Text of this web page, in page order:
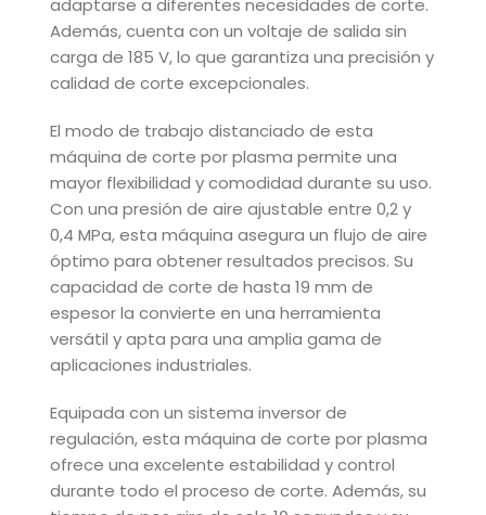
adaptarse a diferentes necesidades de corte.
Además, cuenta con un voltaje de salida sin
carga de 185 V, lo que garantiza una precisión y
calidad de corte excepcionales.
El modo de trabajo distanciado de esta
máquina de corte por plasma permite una
mayor flexibilidad y comodidad durante su uso.
Con una presión de aire ajustable entre 0,2 y
0,4 MPa, esta máquina asegura un flujo de aire
óptimo para obtener resultados precisos. Su
capacidad de corte de hasta 19 mm de
espesor la convierte en una herramienta
versátil y apta para una amplia gama de
aplicaciones industriales.
Equipada con un sistema inversor de
regulación, esta máquina de corte por plasma
ofrece una excelente estabilidad y control
durante todo el proceso de corte. Además, su